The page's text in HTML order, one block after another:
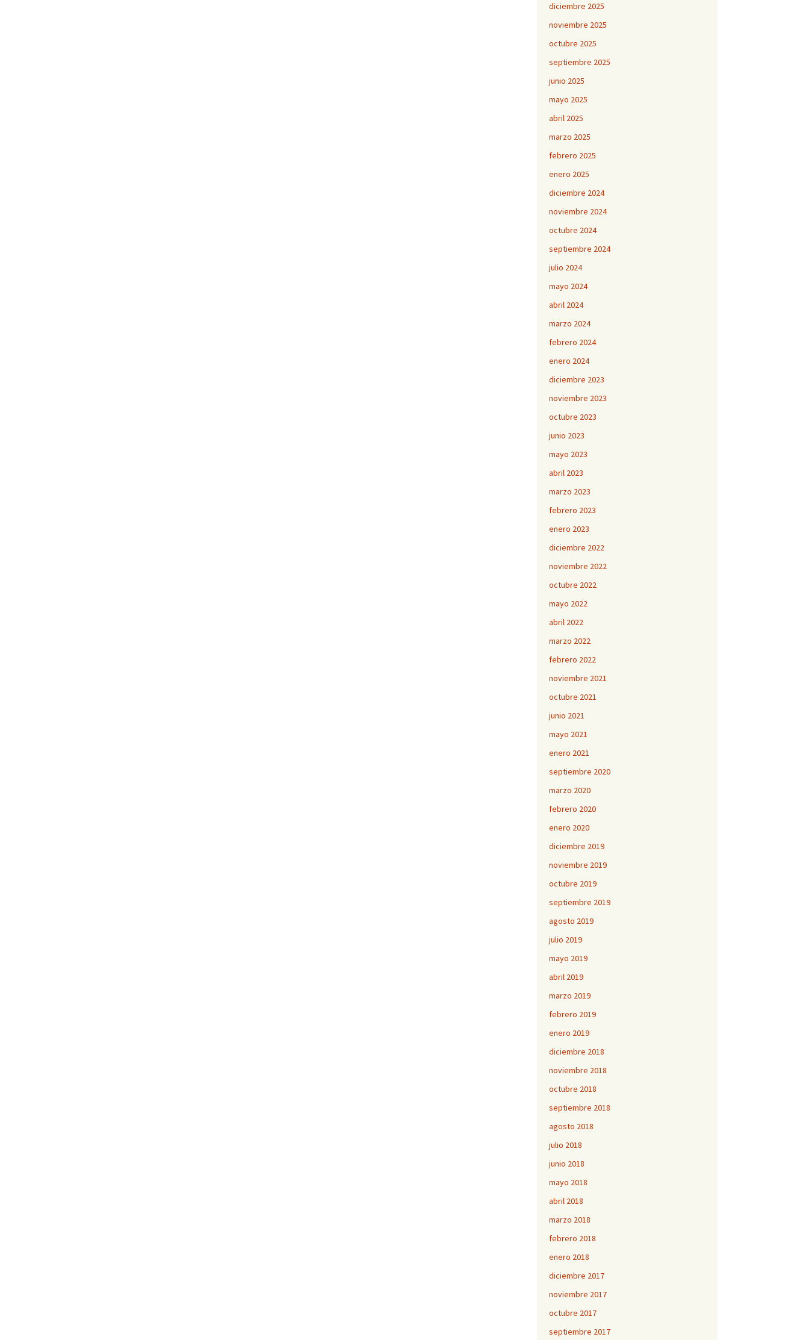
diciembre 2025
noviembre 2025
octubre 2025
septiembre 2025
junio 2025
mayo 2025
abril 2025
marzo 2025
febrero 2025
enero 2025
diciembre 2024
noviembre 2024
octubre 2024
septiembre 2024
julio 2024
mayo 2024
abril 2024
marzo 2024
febrero 2024
enero 2024
diciembre 2023
noviembre 2023
octubre 2023
junio 2023
mayo 2023
abril 2023
marzo 2023
febrero 2023
enero 2023
diciembre 2022
noviembre 2022
octubre 2022
mayo 2022
abril 2022
marzo 2022
febrero 2022
noviembre 2021
octubre 2021
junio 2021
mayo 2021
enero 2021
septiembre 2020
marzo 2020
febrero 2020
enero 2020
diciembre 2019
noviembre 2019
octubre 2019
septiembre 2019
agosto 2019
julio 2019
mayo 2019
abril 2019
marzo 2019
febrero 2019
enero 2019
diciembre 2018
noviembre 2018
octubre 2018
septiembre 2018
agosto 2018
julio 2018
junio 2018
mayo 2018
abril 2018
marzo 2018
febrero 2018
enero 2018
diciembre 2017
noviembre 2017
octubre 2017
septiembre 2017